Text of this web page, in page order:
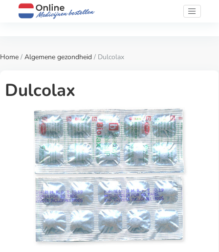
Home / Algemene gezondheid / Dulcolax
Dulcolax